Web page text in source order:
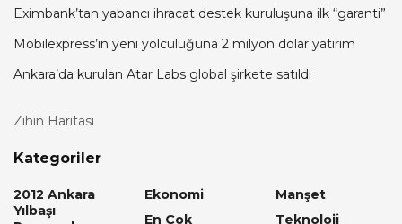
Eximbank’tan yabancı ihracat destek kuruluşuna ilk “garanti”
Mobilexpress’in yeni yolculuğuna 2 milyon dolar yatırım
Ankara’da kurulan Atar Labs global şirkete satıldı
Zihin Haritası
Kategoriler
2012 Ankara
Yılbaşı
Ekonomi
En Çok
Manşet
Teknoloji